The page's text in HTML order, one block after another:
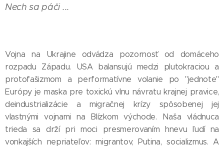
Nech sa páči ...
Vojna na Ukrajine odvádza pozornosť od domáceho
rozpadu Západu. USA balansujú medzi plutokraciou a
protofašizmom a performatívne volanie po "jednote"
Európy je maska pre toxickú vlnu návratu krajnej pravice,
deindustrializácie a migračnej krízy spôsobenej jej
vlastnými vojnami na Blízkom východe. Naša vládnuca
trieda sa drží pri moci presmerovaním hnevu ľudí na
vonkajších nepriateľov: migrantov, Putina, socializmus. A